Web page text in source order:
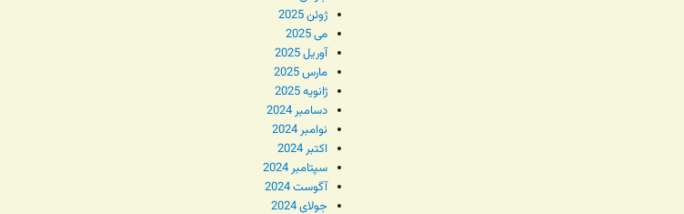
ژوئن 2025
می 2025
آوریل 2025
مارس 2025
ژانویه 2025
دسامبر 2024
نوامبر 2024
اکتبر 2024
سپتامبر 2024
آگوست 2024
جولای 2024